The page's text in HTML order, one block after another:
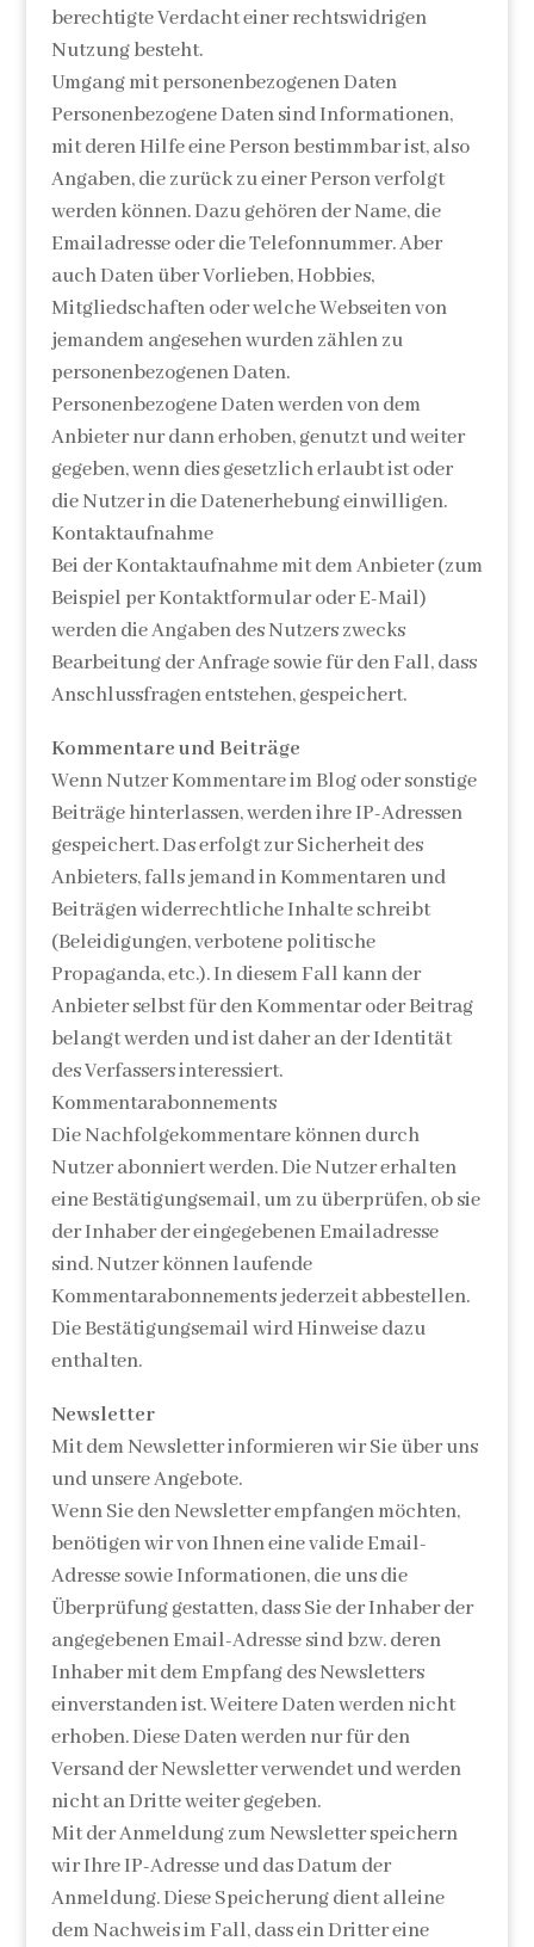
berechtigte Verdacht einer rechtswidrigen
Nutzung besteht.
Umgang mit personenbezogenen Daten
Personenbezogene Daten sind Informationen,
mit deren Hilfe eine Person bestimmbar ist, also
Angaben, die zurück zu einer Person verfolgt
werden können. Dazu gehören der Name, die
Emailadresse oder die Telefonnummer. Aber
auch Daten über Vorlieben, Hobbies,
Mitgliedschaften oder welche Webseiten von
jemandem angesehen wurden zählen zu
personenbezogenen Daten.
Personenbezogene Daten werden von dem
Anbieter nur dann erhoben, genutzt und weiter
gegeben, wenn dies gesetzlich erlaubt ist oder
die Nutzer in die Datenerhebung einwilligen.
Kontaktaufnahme
Bei der Kontaktaufnahme mit dem Anbieter (zum
Beispiel per Kontaktformular oder E-Mail)
werden die Angaben des Nutzers zwecks
Bearbeitung der Anfrage sowie für den Fall, dass
Anschlussfragen entstehen, gespeichert.
Kommentare und Beiträge
Wenn Nutzer Kommentare im Blog oder sonstige
Beiträge hinterlassen, werden ihre IP-Adressen
gespeichert. Das erfolgt zur Sicherheit des
Anbieters, falls jemand in Kommentaren und
Beiträgen widerrechtliche Inhalte schreibt
(Beleidigungen, verbotene politische
Propaganda, etc.). In diesem Fall kann der
Anbieter selbst für den Kommentar oder Beitrag
belangt werden und ist daher an der Identität
des Verfassers interessiert.
Kommentarabonnements
Die Nachfolgekommentare können durch
Nutzer abonniert werden. Die Nutzer erhalten
eine Bestätigungsemail, um zu überprüfen, ob sie
der Inhaber der eingegebenen Emailadresse
sind. Nutzer können laufende
Kommentarabonnements jederzeit abbestellen.
Die Bestätigungsemail wird Hinweise dazu
enthalten.
Newsletter
Mit dem Newsletter informieren wir Sie über uns
und unsere Angebote.
Wenn Sie den Newsletter empfangen möchten,
benötigen wir von Ihnen eine valide Email-
Adresse sowie Informationen, die uns die
Überprüfung gestatten, dass Sie der Inhaber der
angegebenen Email-Adresse sind bzw. deren
Inhaber mit dem Empfang des Newsletters
einverstanden ist. Weitere Daten werden nicht
erhoben. Diese Daten werden nur für den
Versand der Newsletter verwendet und werden
nicht an Dritte weiter gegeben.
Mit der Anmeldung zum Newsletter speichern
wir Ihre IP-Adresse und das Datum der
Anmeldung. Diese Speicherung dient alleine
dem Nachweis im Fall, dass ein Dritter eine